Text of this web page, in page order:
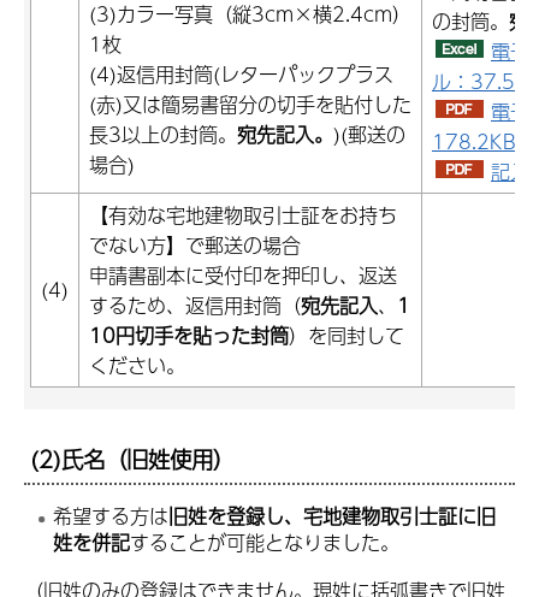
(3)カラー写真（縦3cm×横2.4cm）
1枚
(4)返信用封筒(レターパックプラス
(赤)又は簡易書留分の切手を貼付した
長3以上の封筒。 宛先記入。 )(郵送の
場合)
の封筒。 宛
電子
ル：
電子
178.2KB）
記入
(4)
【有効な宅地建物取引士証をお持ち
でない方】で郵送の場合
申請書副本に受付印を押印し、返送
するため、返信用封筒（宛先記入、 1
10円切手を貼った封筒）を同封して
ください。
(2)氏名（旧姓使用）
希望する方は旧姓を登録し、宅地建物取引士証に旧
姓を併記することが可能となりました。
（旧姓のみの登録はできません。現姓に括弧書きで旧姓